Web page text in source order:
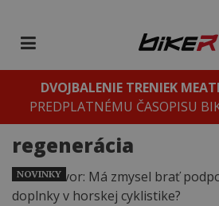
DVOJBALENIE TRENIEK
PREDPLATNÉMU ČASOPISU
regenerácia
NOVINKY